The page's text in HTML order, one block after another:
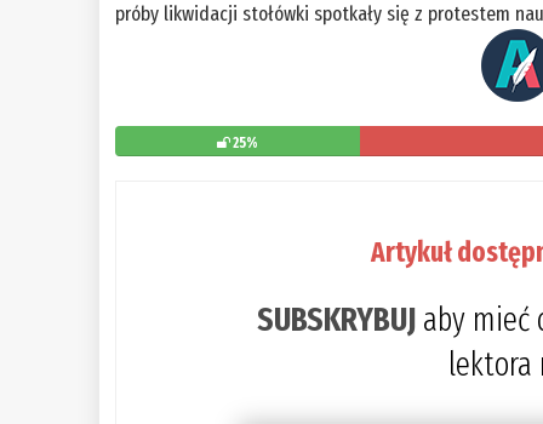
próby likwidacji stołówki spotkały się z protestem
25%
Artykuł
SUBSKRYBUJ aby mieć
lektora